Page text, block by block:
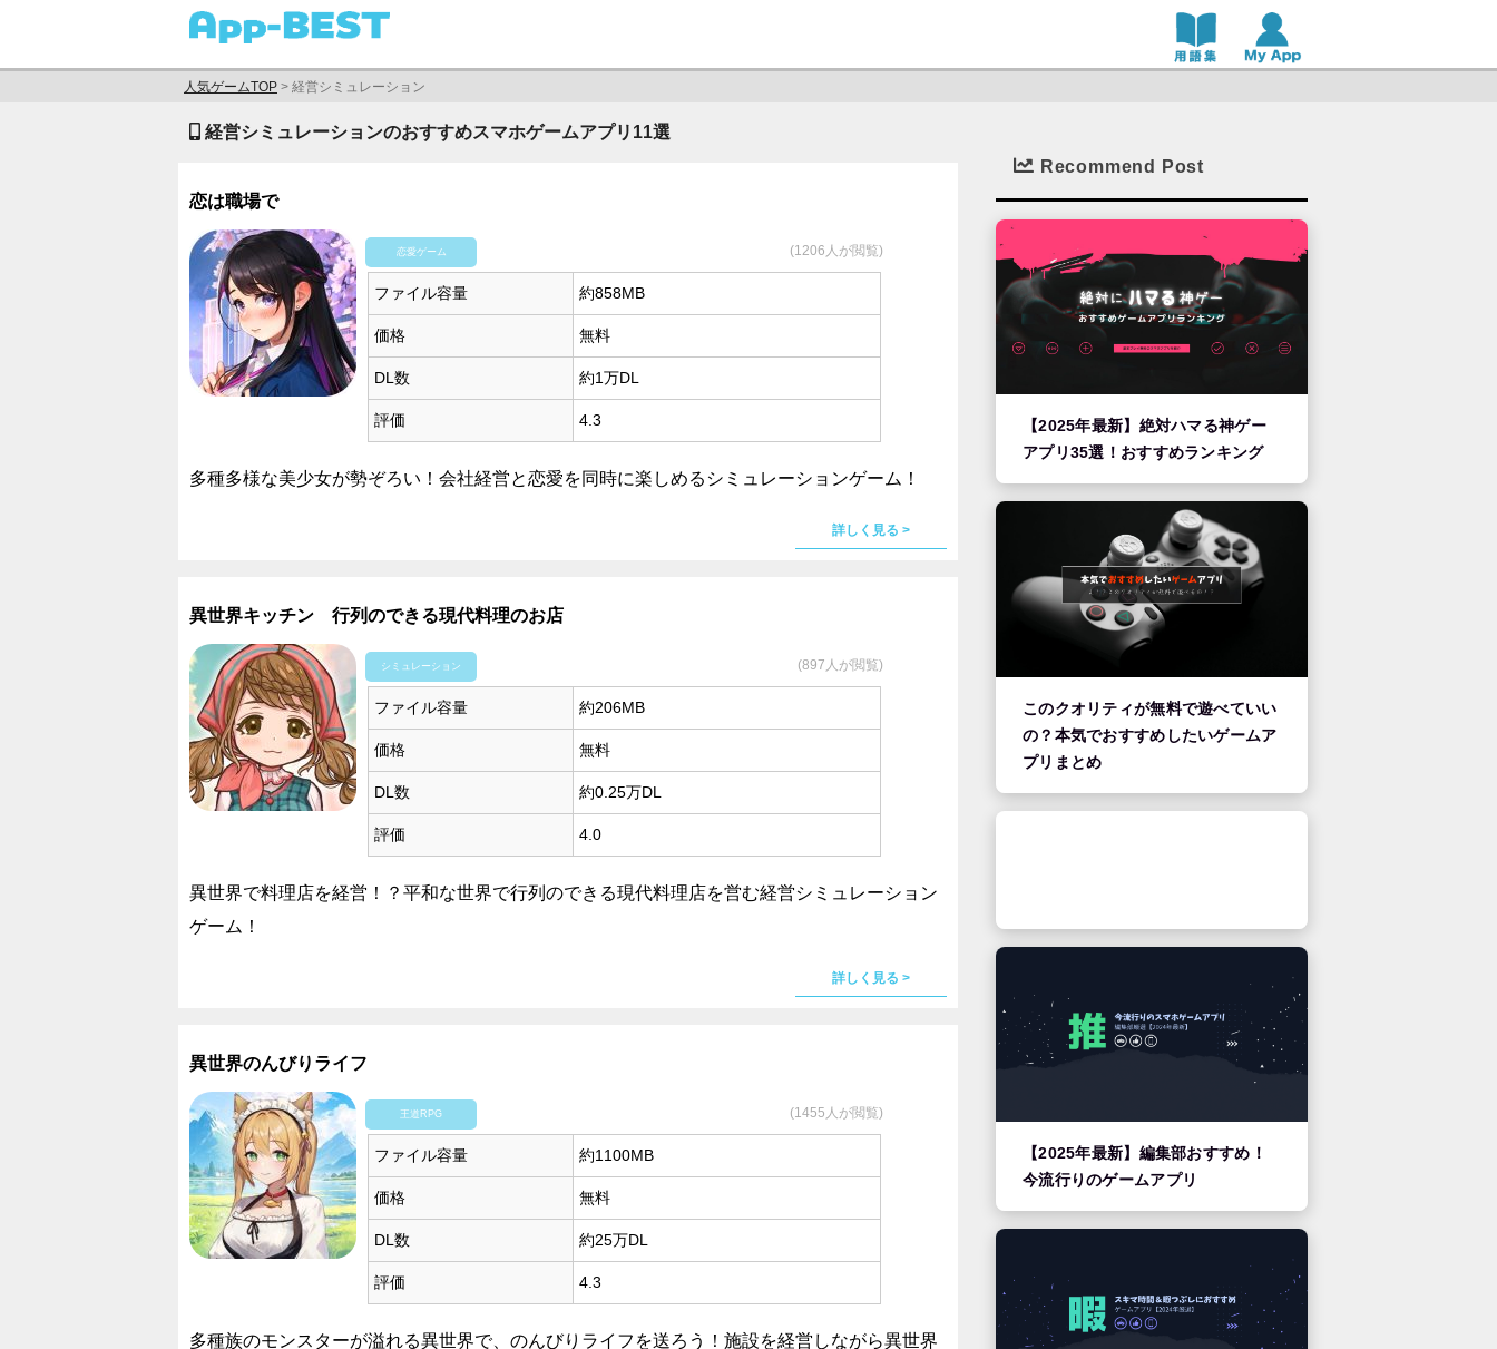
人気ゲームTOP > 経営シミュレーション
経営シミュレーションのおすすめスマホゲームアプリ11選
恋は職場で
恋愛ゲーム (1206人が閲覧)
ファイル容量 約858MB
価格 無料
DL数 約1万DL
評価 4.3
多種多様な美少女が勢ぞろい！会社経営と恋愛を同時に楽しめるシミュレーションゲーム！
詳しく見る >
異世界キッチン 行列のできる現代料理のお店
シミュレーション (897人が閲覧)
ファイル容量 約206MB
価格 無料
DL数 約0.25万DL
評価 4.0
異世界で料理店を経営！？平和な世界で行列のできる現代料理店を営む経営シミュレーション
ゲーム！
詳しく見る >
異世界のんびりライフ
王道RPG (1455人が閲覧)
ファイル容量 約1100MB
価格 無料
DL数 約25万DL
評価 4.3
多種族のモンスターが溢れる異世界で、のんびりライフを送ろう！施設を経営しながら異世界
Recommend Post
【2025年最新】絶対ハマる神ゲー
アプリ35選！おすすめランキング
このクオリティが無料で遊べていい
の？本気でおすすめしたいゲームア
プリまとめ
【2025年最新】編集部おすすめ！
今流行りのゲームアプリ